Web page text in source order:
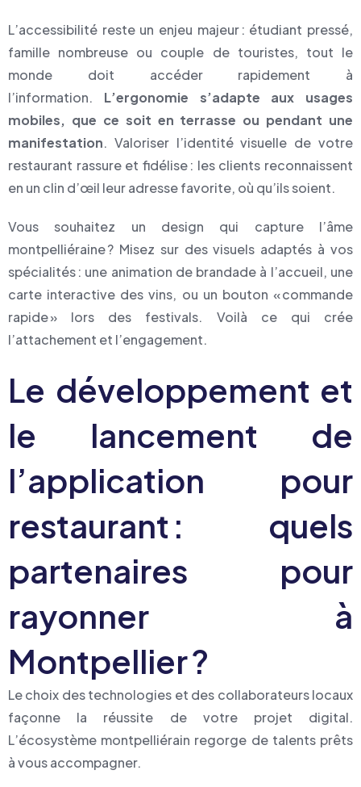
L’accessibilité reste un enjeu majeur : étudiant pressé,
famille nombreuse ou couple de touristes, tout le
monde doit accéder rapidement à
l’information. L’ergonomie s’adapte aux usages
mobiles, que ce soit en terrasse ou pendant une
manifestation. Valoriser l’identité visuelle de votre
restaurant rassure et fidélise : les clients reconnaissent
en un clin d’œil leur adresse favorite, où qu’ils soient.
Vous souhaitez un design qui capture l’âme
montpelliéraine ? Misez sur des visuels adaptés à vos
spécialités : une animation de brandade à l’accueil, une
carte interactive des vins, ou un bouton « commande
rapide » lors des festivals. Voilà ce qui crée
l’attachement et l’engagement.
Le développement et
le lancement de
l’application pour
restaurant : quels
partenaires pour
rayonner à
Montpellier ?
Le choix des technologies et des collaborateurs locaux
façonne la réussite de votre projet digital.
L’écosystème montpelliérain regorge de talents prêts
à vous accompagner.